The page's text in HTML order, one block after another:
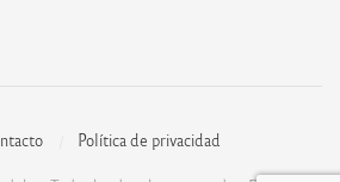
Política de privacidad